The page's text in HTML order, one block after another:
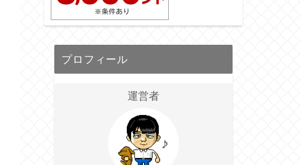
プロフィール
運営者